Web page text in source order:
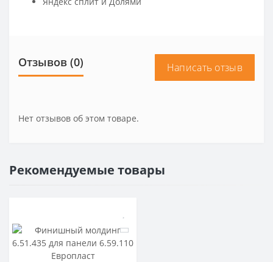
Отзывов (0) Написать отзыв
Нет отзывов об этом товаре.
Рекомендуемые товары